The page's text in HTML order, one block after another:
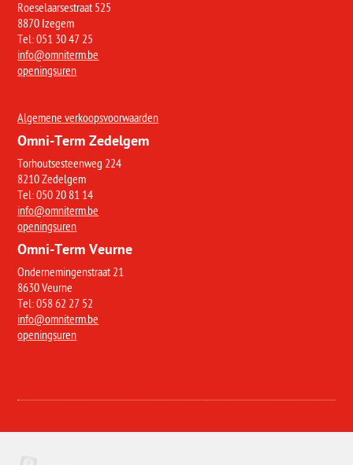
Roeselaarsestraat 525
8870 Izegem
Tel: 051 30 47 25
info@omniterm.be
openingsuren
Algemene verkoopsvoorwaarden
Omni-Term Zedelgem
Torhoutsesteenweg 224
8210 Zedelgem
Tel: 050 20 81 14
info@omniterm.be
openingsuren
Omni-Term Veurne
Ondernemingenstraat 21
8630 Veurne
Tel: 058 62 27 52
info@omniterm.be
openingsuren